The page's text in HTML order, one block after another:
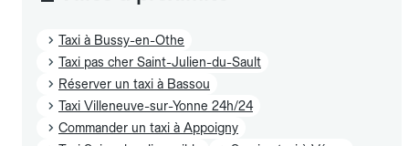
Taxi à Bussy-en-Othe
Taxi pas cher Saint-Julien-du-Sault
Réserver un taxi à Bassou
Taxi Villeneuve-sur-Yonne 24h/24
Commander un taxi à Appoigny